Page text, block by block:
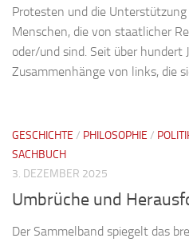
Protesten und die
Menschen, die von staatlicher
oder/und sind. Seit über hundert
Zusammenhänge von links, die
GESCHICHTE / PHILOSOPHIE /
SACHBUCH
3. DEZEMBER 2025
Umbrüche und
Der Sammelband spiegelt das